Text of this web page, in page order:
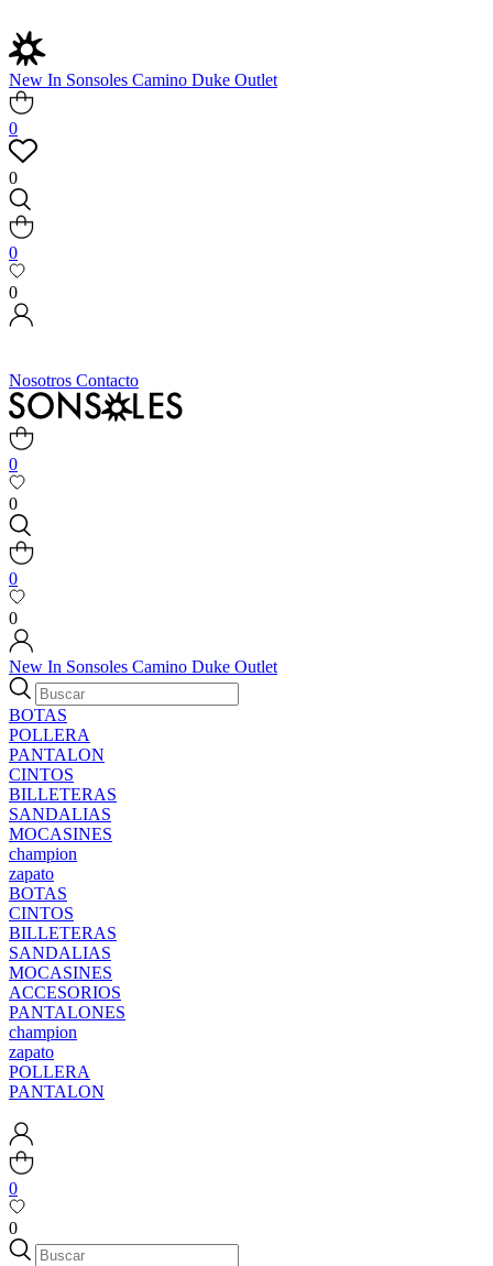
New In Sonsoles Camino Duke Outlet
0
0
0
0
Nosotros Contacto
0
0
0
0
New In Sonsoles Camino Duke Outlet
BOTAS
POLLERA
PANTALON
CINTOS
BILLETERAS
SANDALIAS
MOCASINES
champion
zapato
BOTAS
CINTOS
BILLETERAS
SANDALIAS
MOCASINES
ACCESORIOS
PANTALONES
champion
zapato
POLLERA
PANTALON
0
0